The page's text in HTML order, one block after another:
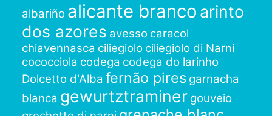
albariño alicante branco arinto
dos azores avesso caracol
chiavennasca ciliegiolo ciliegiolo di Narni
cococciola codega codega do larinho
Dolcetto d'Alba fernão pires garnacha
blanca gewurtztraminer gouveio